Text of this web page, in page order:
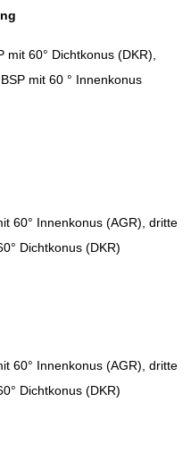
60° Dichtkonus (DKR),
mit 60 ° Innenkonus
60° Innenkonus (AGR), dritte
Dichtkonus (DKR)
60° Innenkonus (AGR), dritte
Dichtkonus (DKR)